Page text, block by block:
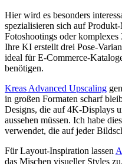
Hier wird es besonders
spezialisieren sich auf
Fotoshootings oder
Ihre KI erstellt drei Pose-
ideal für E-Commerce-
benötigen.
Kreas Advanced Upscaling
in großen Formaten scharf
Designs, die auf 4K-Displays
aussehen müssen. Ich habe
verwendet, die auf jeder
Für Layout-Inspiration lassen
das Mischen visueller Styles